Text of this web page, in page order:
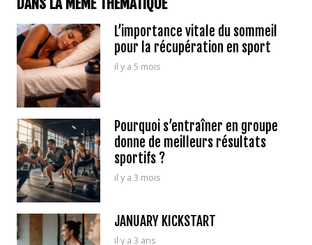
L’importance vitale du sommeil
pour la récupération en sport
il y a 5 mois
Pourquoi s’entraîner en groupe
donne de meilleurs résultats
sportifs ?
il y a 3 mois
JANUARY KICKSTART
il y a 3 ans